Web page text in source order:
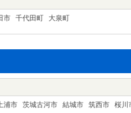
市 千代田町 大泉町
浦市 茨城古河市 結城市 筑西市 桜川